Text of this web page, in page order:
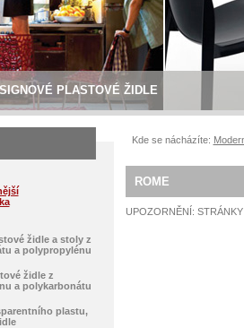
PLASTOVÉ ŽIDLE
židle a stoly z
a polypropylénu
židle z
a polykarbonátu
plastu,
Kde se nácházíte:
ROME
UPOZORNĚNÍ: